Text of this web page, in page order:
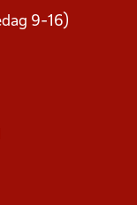
9-16)